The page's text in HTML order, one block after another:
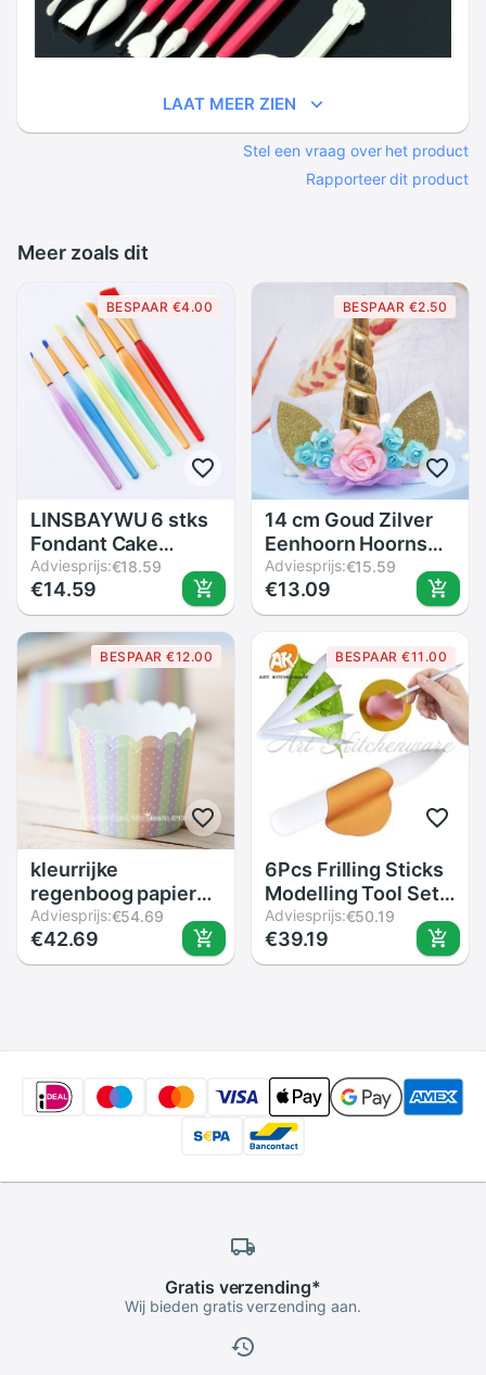
LAAT MEER ZIEN
Stel een vraag over het product
Rapporteer dit product
Meer zoals dit
BESPAAR €4.00
LINSBAYWU 6 stks
Fondant Cake
Borstel Decorating
Schilderen Tool
Icing Set Afstoffen
DIY Gebak Koken
Tool
Adviesprijs:€18.59
€14.59
BESPAAR €2.50
14 cm Goud Zilver
Eenhoorn Hoorns
Cake Topper Kids
Verjaardagstaart
Decoratie
Halloween
Verjaardagsfeestje
Event Cake Tool
Adviesprijs:€15.59
€13.09
BESPAAR €12.00
kleurrijke
regenboog papier
cupcake houder
geval muffin cake
cups, stippen
Adviesprijs:€54.69
€42.69
BESPAAR €11.00
6Pcs Frilling Sticks
Modelling Tool Set
Food Grade Cake
Decorating Pen
Rose Decoratieve
Adviesprijs:€50.19
€39.19
Gratis verzending*
Wij bieden gratis verzending aan.